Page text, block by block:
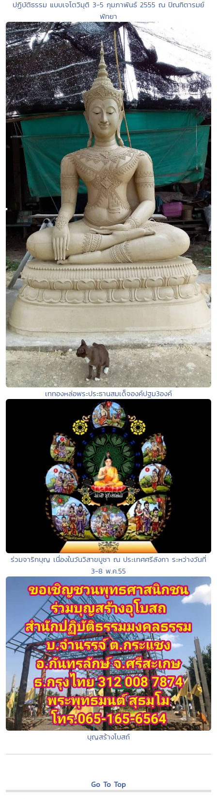
ปฏิบัติธรรม แบบเจโตวิมุติ 3-5 กุมภาพันธ์ 2555 ณ ปัณฑิตารมย์
พัทยา
เททองหล่อพระประธานสมเด็จองค์ปฐม3องค์
ร่วมจาริกบุญ เนื่องในวันวิสาขบูชา ณ ประเทศศรีลังกา ระหว่างวันที่
3-8 พ.ค.55
บุญสร้างโบสถ์
Go To Top